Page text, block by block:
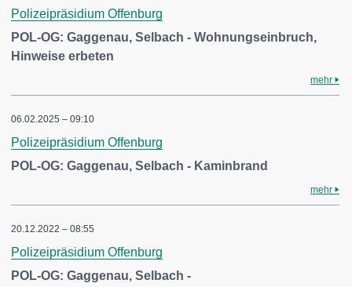
Polizeipräsidium Offenburg
POL-OG: Gaggenau, Selbach - Wohnungseinbruch,
Hinweise erbeten
mehr
06.02.2025 – 09:10
Polizeipräsidium Offenburg
POL-OG: Gaggenau, Selbach - Kaminbrand
mehr
20.12.2022 – 08:55
Polizeipräsidium Offenburg
POL-OG: Gaggenau, Selbach -